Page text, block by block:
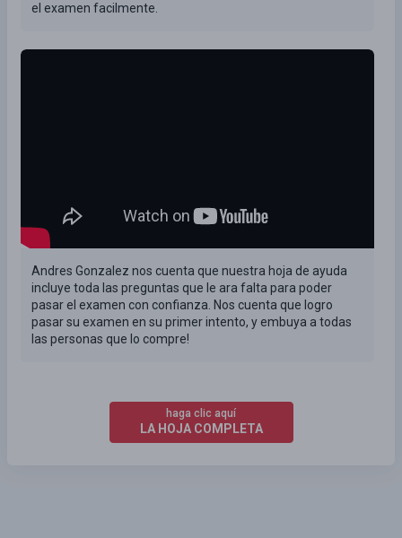
el examen facilmente.
Andres Gonzalez nos cuenta que nuestra hoja de ayuda
incluye toda las preguntas que le ara falta para poder
pasar el examen con confianza. Nos cuenta que logro
pasar su examen en su primer intento, y embuya a todas
las personas que lo compre!
haga clic aquí
LA HOJA COMPLETA